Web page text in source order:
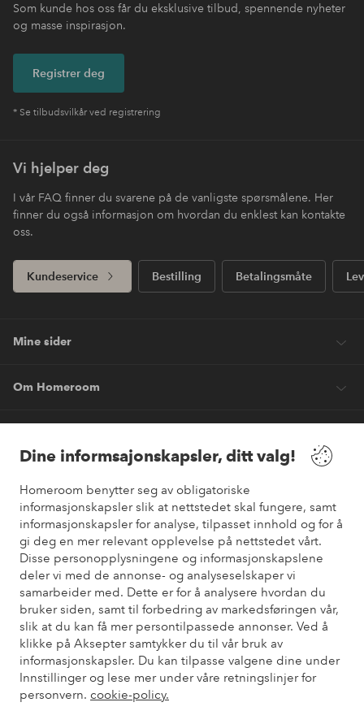
Dine informsajonskapsler, ditt valg!
Homeroom benytter seg av obligatoriske
informasjonskapsler slik at nettstedet skal fungere, samt
informasjonskapsler for analyse, tilpasset innhold og for å
gi deg en mer relevant opplevelse på nettstedet vårt.
Disse personopplysningene og informasjonskapslene
deler vi med de annonse- og analyseselskaper vi
samarbeider med. Dette er for å analysere hvordan du
bruker siden, samt til forbedring av markedsføringen vår,
slik at du kan få mer persontilpassede annonser. Ved å
klikke på Aksepter samtykker du til vår bruk av
informasjonskapsler. Du kan tilpasse valgene dine under
Innstillinger og lese mer under våre retningslinjer for
personvern. cookie-policy.
Som kunde hos oss får du eksklusive tilbud, spennende nyheter
og masse inspirasjon.
Registrer deg
* Se tilbudsvilkår ved registrering
Vi hjelper deg
I vår FAQ finner du svarene på de vanligste spørsmålene. Her
finner du også informasjon om hvordan du enklest kan kontakte
oss.
Kundeservice Bestilling Betalingsmåte
Mine sider
Om Homeroom
Venner
Sikre betalinger
Vil du vite mer om våre betalingsalternativer?
elpy